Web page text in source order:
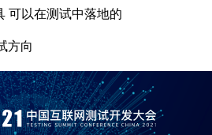
可以在测试中落地的
方向